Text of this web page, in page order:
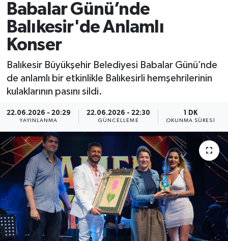
Babalar Günü’nde
Balıkesir'de Anlamlı
Konser
Balıkesir Büyükşehir Belediyesi Babalar Günü’nde
de anlamlı bir etkinlikle Balıkesirli hemşehrilerinin
kulaklarının pasını sildi.
22.06.2026 - 20:29
YAYINLANMA
22.06.2026 - 22:30
GÜNCELLEME
1 DK
OKUNMA SÜRESI
Son Dakika Haberleri
Haber Arşivi